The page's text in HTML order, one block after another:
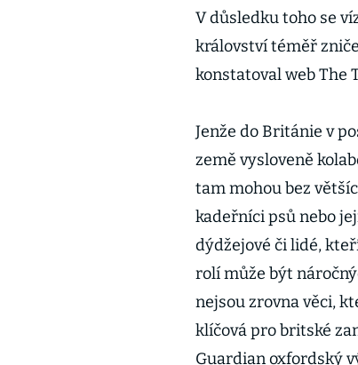
V důsledku toho se
království téměř
konstatoval web The
Jenže do Británie v
země vysloveně
tam mohou bez
kadeřníci psů nebo
dýdžejové či lidé,
rolí může být
nejsou zrovna věci,
klíčová pro britské
Guardian oxfordský